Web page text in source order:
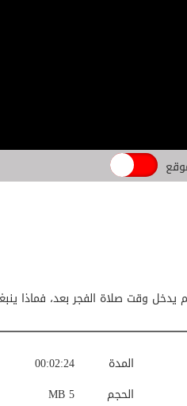
يدخل وقت صلاة الفجر بعد، فماذا
00:02:24
المدة
5 MB
الحجم